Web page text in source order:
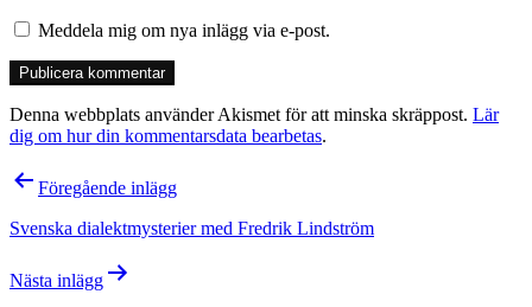
Meddela mig om nya inlägg via e-post.
Denna webbplats använder Akismet för att minska skräppost. Lär
dig om hur din kommentarsdata bearbetas.
Inläggsnavigering
Föregående inlägg
Svenska dialektmysterier med Fredrik Lindström
Nästa inlägg